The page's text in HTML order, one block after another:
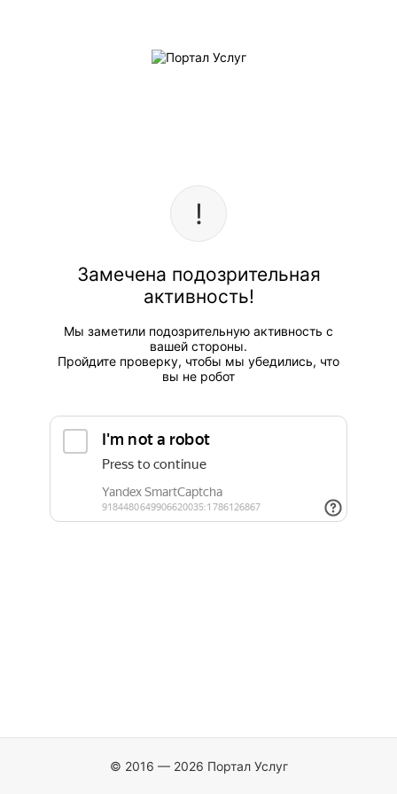
Замечена подозрительная
активность!
Мы заметили подозрительную активность с
вашей стороны.
Пройдите проверку, чтобы мы убедились, что
вы не робот
© 2016 — 2026 Портал Услуг